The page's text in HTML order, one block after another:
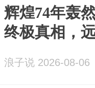
辉煌74年轰
终极真相，
浪子说 2026-08-06